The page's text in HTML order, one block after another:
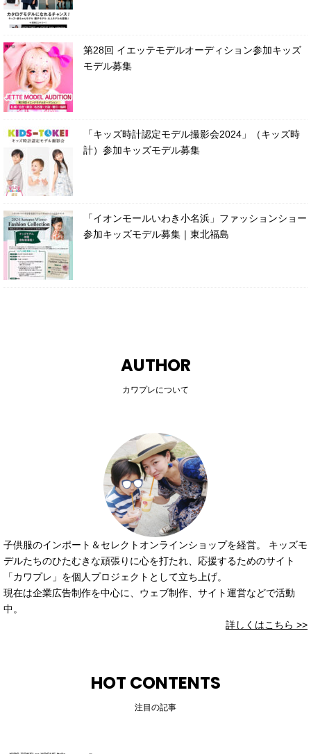
第28回 イエッテモデルオーディション参加キッズ
モデル募集
「キッズ時計認定モデル撮影会2024」（キッズ時
計）参加キッズモデル募集
「イオンモールいわき小名浜」ファッションショー
参加キッズモデル募集｜東北福島
AUTHOR
カワプレについて
子供服のインポート＆セレクトオンラインショップを経営。 キッズモ
デルたちのひたむきな頑張りに心を打たれ、応援するためのサイト
「カワプレ」を個人プロジェクトとして立ち上げ。
現在は企業広告制作を中心に、ウェブ制作、サイト運営などで活動
中。
詳しくはこちら >>
HOT CONTENTS
注目の記事